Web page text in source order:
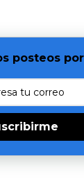
posteos